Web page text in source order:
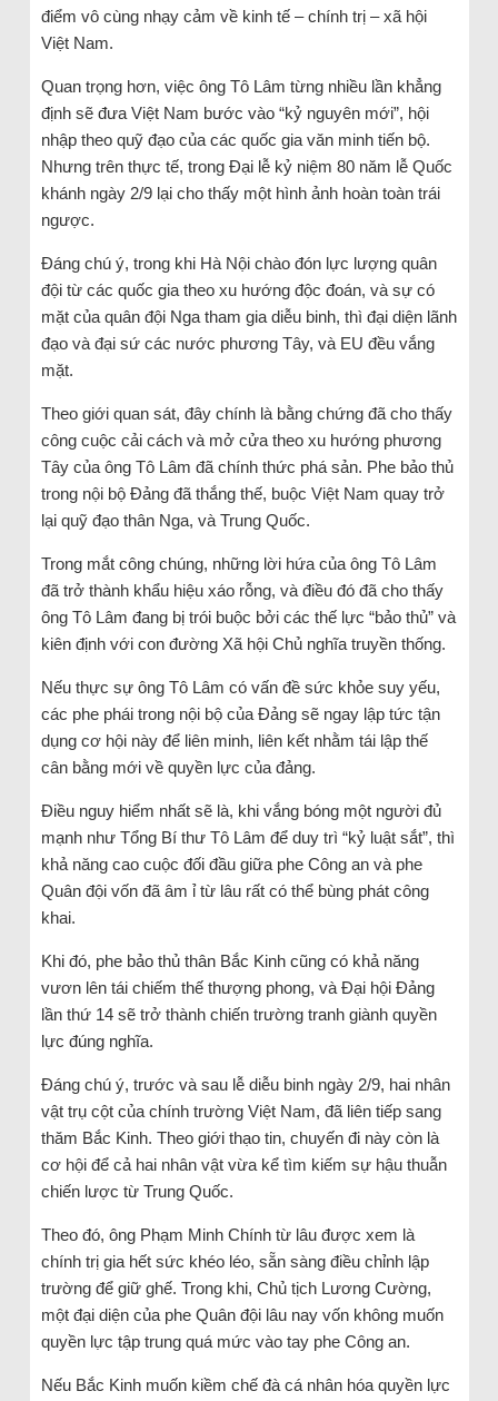
điểm vô cùng nhạy cảm về kinh tế – chính trị – xã hội
Việt Nam.
Quan trọng hơn, việc ông Tô Lâm từng nhiều lần khẳng
định sẽ đưa Việt Nam bước vào “kỷ nguyên mới”, hội
nhập theo quỹ đạo của các quốc gia văn minh tiến bộ.
Nhưng trên thực tế, trong Đại lễ kỷ niệm 80 năm lễ Quốc
khánh ngày 2/9 lại cho thấy một hình ảnh hoàn toàn trái
ngược.
Đáng chú ý, trong khi Hà Nội chào đón lực lượng quân
đội từ các quốc gia theo xu hướng độc đoán, và sự có
mặt của quân đội Nga tham gia diễu binh, thì đại diện lãnh
đạo và đại sứ các nước phương Tây, và EU đều vắng
mặt.
Theo giới quan sát, đây chính là bằng chứng đã cho thấy
công cuộc cải cách và mở cửa theo xu hướng phương
Tây của ông Tô Lâm đã chính thức phá sản. Phe bảo thủ
trong nội bộ Đảng đã thắng thế, buộc Việt Nam quay trở
lại quỹ đạo thân Nga, và Trung Quốc.
Trong mắt công chúng, những lời hứa của ông Tô Lâm
đã trở thành khẩu hiệu xáo rỗng, và điều đó đã cho thấy
ông Tô Lâm đang bị trói buộc bởi các thế lực “bảo thủ” và
kiên định với con đường Xã hội Chủ nghĩa truyền thống.
Nếu thực sự ông Tô Lâm có vấn đề sức khỏe suy yếu,
các phe phái trong nội bộ của Đảng sẽ ngay lập tức tận
dụng cơ hội này để liên minh, liên kết nhằm tái lập thế
cân bằng mới về quyền lực của đảng.
Điều nguy hiểm nhất sẽ là, khi vắng bóng một người đủ
mạnh như Tổng Bí thư Tô Lâm để duy trì “kỷ luật sắt”, thì
khả năng cao cuộc đối đầu giữa phe Công an và phe
Quân đội vốn đã âm ỉ từ lâu rất có thể bùng phát công
khai.
Khi đó, phe bảo thủ thân Bắc Kinh cũng có khả năng
vươn lên tái chiếm thế thượng phong, và Đại hội Đảng
lần thứ 14 sẽ trở thành chiến trường tranh giành quyền
lực đúng nghĩa.
Đáng chú ý, trước và sau lễ diễu binh ngày 2/9, hai nhân
vật trụ cột của chính trường Việt Nam, đã liên tiếp sang
thăm Bắc Kinh. Theo giới thạo tin, chuyến đi này còn là
cơ hội để cả hai nhân vật vừa kể tìm kiếm sự hậu thuẫn
chiến lược từ Trung Quốc.
Theo đó, ông Phạm Minh Chính từ lâu được xem là
chính trị gia hết sức khéo léo, sẵn sàng điều chỉnh lập
trường để giữ ghế. Trong khi, Chủ tịch Lương Cường,
một đại diện của phe Quân đội lâu nay vốn không muốn
quyền lực tập trung quá mức vào tay phe Công an.
Nếu Bắc Kinh muốn kiềm chế đà cá nhân hóa quyền lực